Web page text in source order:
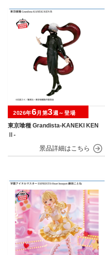
東京喰種 Grandista-KANEKI KEN
Ⅱ-
2026年6月第3週～登場